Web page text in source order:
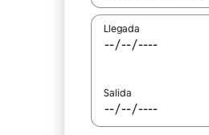
Llegada
Salida